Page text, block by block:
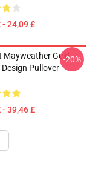
- 24,09 £
Mayweather Geld
Pullover
- 39,46 £
-20%